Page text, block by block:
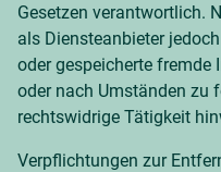
Gesetzen verantwortlich.
als Diensteanbieter
oder gespeicherte
oder nach Umständen zu
rechtswidrige Tätigkeit
Verpflichtungen zur